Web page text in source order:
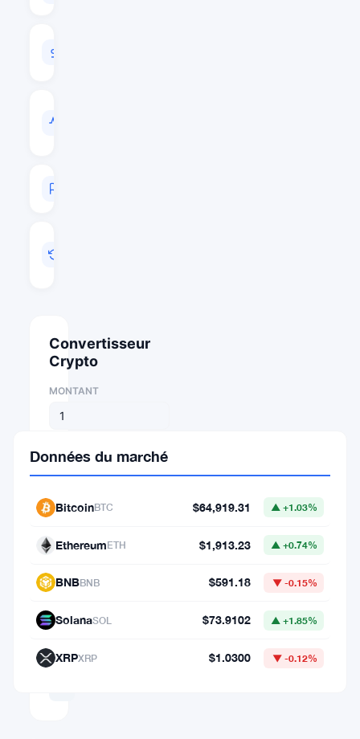
Convertisseur
Crypto
MONTANT
VERS
1
BTC
64,919.30981797
Données du marché
BitcoinBTC $64,919.31 ▲ +1.03%
EthereumETH $1,913.23 ▲ +0.74%
BNBBNB $591.18 ▼ -0.15%
SolanaSOL $73.9102 ▲ +1.85%
XRPXRP $1.0300 ▼ -0.12%